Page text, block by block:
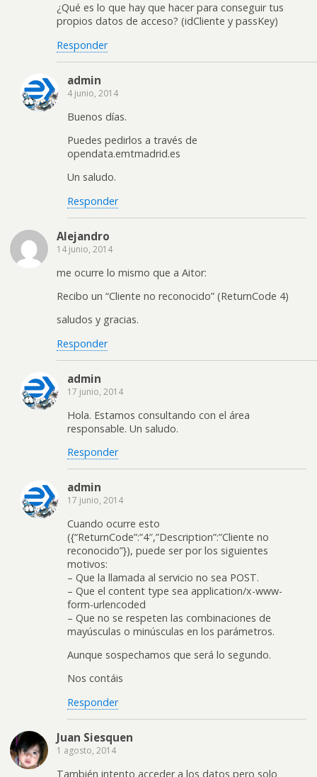
¿Qué es lo que hay que hacer para conseguir tus
propios datos de acceso? (idCliente y passKey)
Responder
admin
4 junio, 2014
Buenos días.
Puedes pedirlos a través de
opendata.emtmadrid.es
Un saludo.
Responder
Alejandro
14 junio, 2014
me ocurre lo mismo que a Aitor:
Recibo un “Cliente no reconocido” (ReturnCode 4)
saludos y gracias.
Responder
admin
17 junio, 2014
Hola. Estamos consultando con el área
responsable. Un saludo.
Responder
admin
17 junio, 2014
Cuando ocurre esto
({“ReturnCode”:”4″,”Description”:”Cliente no
reconocido”}), puede ser por los siguientes
motivos:
– Que la llamada al servicio no sea POST.
– Que el content type sea application/x-www-
form-urlencoded
– Que no se respeten las combinaciones de
mayúsculas o minúsculas en los parámetros.
Aunque sospechamos que será lo segundo.
Nos contáis
Responder
Juan Siesquen
1 agosto, 2014
También intento acceder a los datos pero solo